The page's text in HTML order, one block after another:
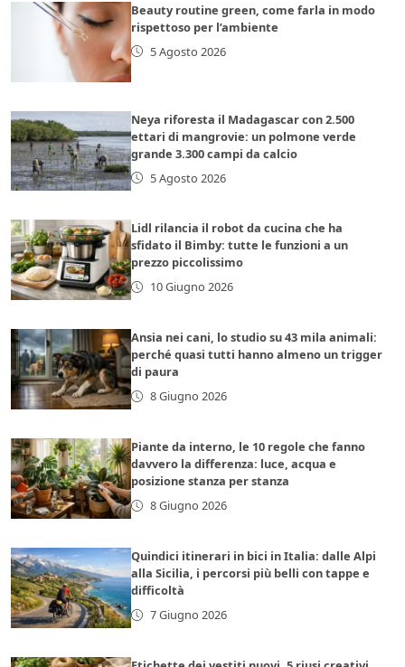
Beauty routine green, come farla in modo
rispettoso per l’ambiente
5 Agosto 2026
Neya riforesta il Madagascar con 2.500
ettari di mangrovie: un polmone verde
grande 3.300 campi da calcio
5 Agosto 2026
Lidl rilancia il robot da cucina che ha
sfidato il Bimby: tutte le funzioni a un
prezzo piccolissimo
10 Giugno 2026
Ansia nei cani, lo studio su 43 mila animali:
perché quasi tutti hanno almeno un trigger
di paura
8 Giugno 2026
Piante da interno, le 10 regole che fanno
davvero la differenza: luce, acqua e
posizione stanza per stanza
8 Giugno 2026
Quindici itinerari in bici in Italia: dalle Alpi
alla Sicilia, i percorsi più belli con tappe e
difficoltà
7 Giugno 2026